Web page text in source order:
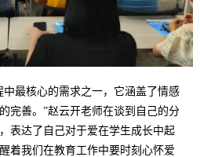
最核心的需求之一，它涵盖了情感
完善。 ”赵云开老师在谈到自己的分
表达了自己对于爱在学生成长中起
着我们在教育工作中要时刻心怀爱